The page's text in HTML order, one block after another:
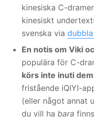
kinesiska C-
kinesiskt
svenska via
En notis om Viki
populära för C-
körs inte inuti dem
fristående iQIYI-
(eller något annat
du vill ha bara